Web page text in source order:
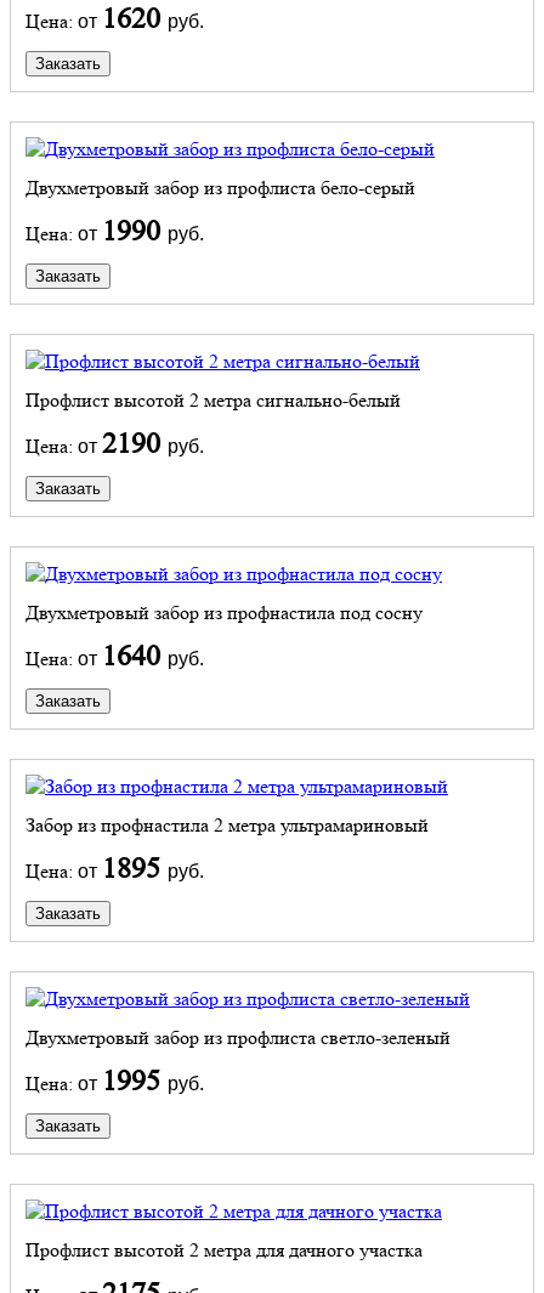
Цена: от 1620 руб.
Заказать
Двухметровый забор из профлиста бело-серый
Цена: от 1990 руб.
Заказать
Профлист высотой 2 метра сигнально-белый
Цена: от 2190 руб.
Заказать
Двухметровый забор из профнастила под сосну
Цена: от 1640 руб.
Заказать
Забор из профнастила 2 метра ультрамариновый
Цена: от 1895 руб.
Заказать
Двухметровый забор из профлиста светло-зеленый
Цена: от 1995 руб.
Заказать
Профлист высотой 2 метра для дачного участка